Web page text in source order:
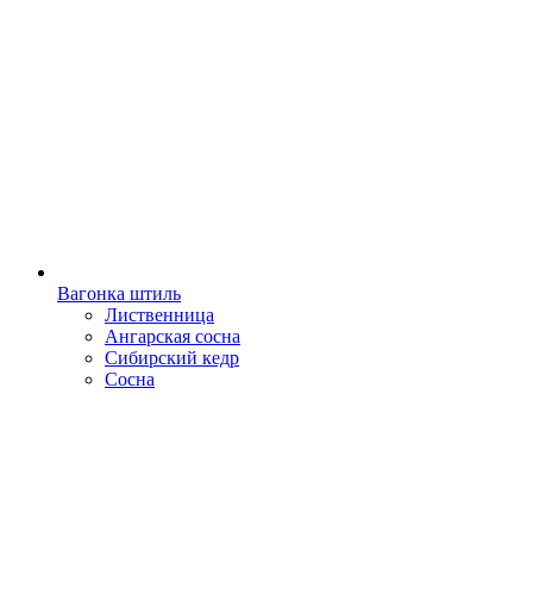
Вагонка штиль
Лиственница
Ангарская сосна
Сибирский кедр
Сосна